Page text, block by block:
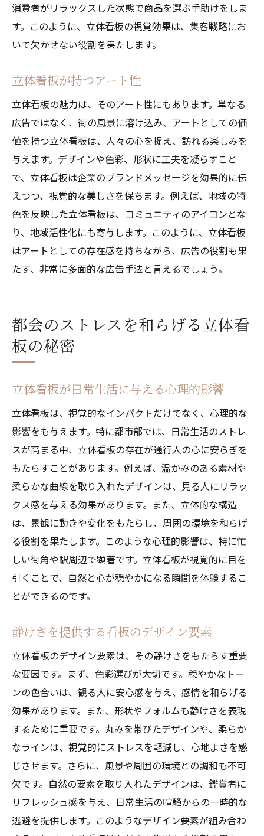
消費者がリラックスした状態で商品を選ぶ手助けをしま
す。このように、立体看板の視覚効果は、集客戦略にお
いて欠かせない役割を果たします。
立体看板が持つアート性
立体看板の魅力は、そのアート性にもあります。単なる
広告ではなく、街の風景に溶け込み、アートとしての価
値を持つ立体看板は、人々の心を捉え、訪れる楽しみを
与えます。デザインや色彩、形状に工夫を凝らすこと
で、立体看板は企業のブランドメッセージを効果的に伝
えつつ、視覚的な美しさを保ちます。例えば、地域の特
色を反映した立体看板は、コミュニティのアイコンとな
り、地域活性化にも寄与します。このように、立体看板
はアートとしての存在感を持ちながら、広告の役割も果
たす、非常に多面的な広告手法と言えるでしょう。
都会のストレスを和らげる立体看
板の秘密
立体看板が日常生活に与える心理的影響
立体看板は、視覚的なインパクトだけでなく、心理的な
影響をも与えます。特に都市部では、日常生活のストレ
スが高まる中、立体看板の存在が通行人の心に安らぎを
もたらすことがあります。例えば、温かみのある素材や
柔らかな曲線を取り入れたデザインは、見る人にリラッ
クス感を与える効果があります。また、立体的な構造
は、景観に動きや変化をもたらし、周囲の環境を和らげ
る役割を果たします。このような心理的影響は、特に忙
しい街角や駅周辺で顕著です。立体看板が視覚的に目を
引くことで、自然と心が穏やかになる瞬間を体験するこ
とができるのです。
静けさを提供する看板のデザイン要素
立体看板のデザイン要素は、その静けさをもたらす重要
な要因です。まず、色彩選びが大切です。穏やかなトー
ンの色合いは、観る人に安心感を与え、感情を和らげる
効果があります。また、形状やフォルムも静けさを表現
するために重要です。丸みを帯びたデザインや、柔らか
なラインは、視覚的にストレスを軽減し、心地よさを感
じさせます。さらに、風景や周囲の環境との調和も不可
欠です。自然の要素を取り入れたデザインは、鑑賞者に
リフレッシュ感を与え、日常生活の喧騒からの一時的な
逃避を提供します。このようなデザイン要素が組み合わ